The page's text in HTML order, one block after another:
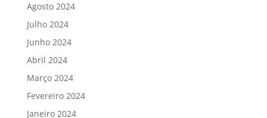
Agosto 2024
Julho 2024
Junho 2024
Abril 2024
Março 2024
Fevereiro 2024
Janeiro 2024